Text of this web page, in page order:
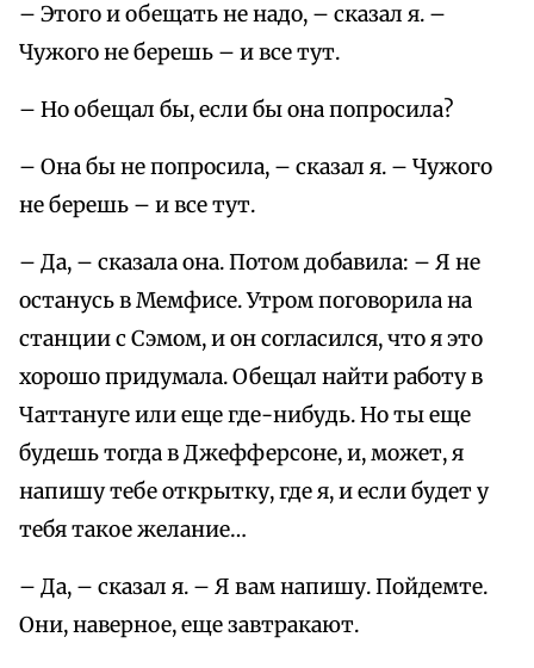
– Этого и обещать не надо, – сказал я. –
Чужого не берешь – и все тут.
– Но обещал бы, если бы она попросила?
– Она бы не попросила, – сказал я. – Чужого
не берешь – и все тут.
– Да, – сказала она. Потом добавила: – Я не
останусь в Мемфисе. Утром поговорила на
станции с Сэмом, и он согласился, что я это
хорошо придумала. Обещал найти работу в
Чаттануге или еще где-нибудь. Но ты еще
будешь тогда в Джефферсоне, и, может, я
напишу тебе открытку, где я, и если будет у
тебя такое желание…
– Да, – сказал я. – Я вам напишу. Пойдемте.
Они, наверное, еще завтракают.